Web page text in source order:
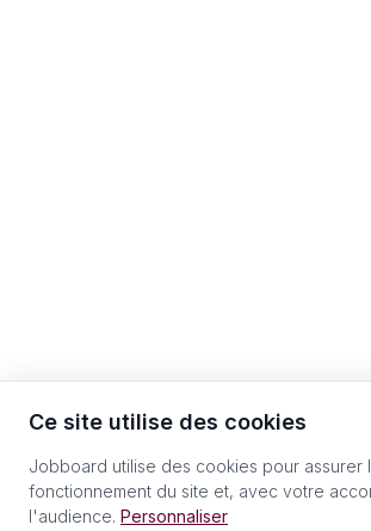
Ce site utilise des cookies
Jobboard utilise des cookies pour assurer
fonctionnement du site et, avec votre
l'audience. Personnaliser